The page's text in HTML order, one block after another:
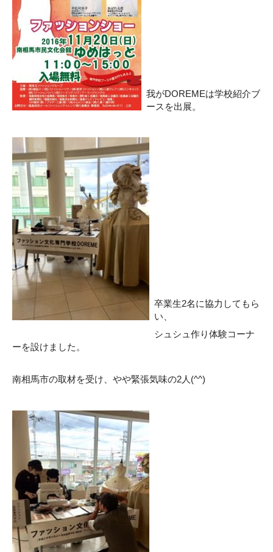
我がDOREMEは学校紹介ブ
ースを出展。
卒業生2名に協力してもら
い、
シュシュ作り体験コーナ
ーを設けました。
南相馬市の取材を受け、やや緊張気味の2人(^^)